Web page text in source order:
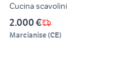
Cucina scavolini
2.000 €
Marcianise(CE)